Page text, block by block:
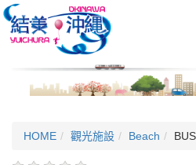
HOME 觀光施設 Beach